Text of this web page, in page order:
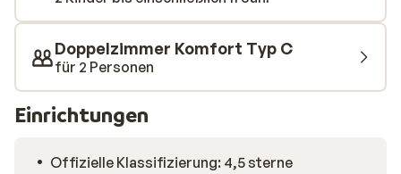
Doppelzimmer Komfort Typ C
für 2 Personen
Einrichtungen
Offizielle Klassifizierung: 4,5 sterne